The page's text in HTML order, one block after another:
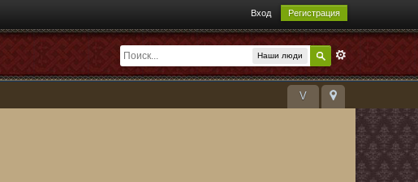
Вход Регистрация
Наши люди
V